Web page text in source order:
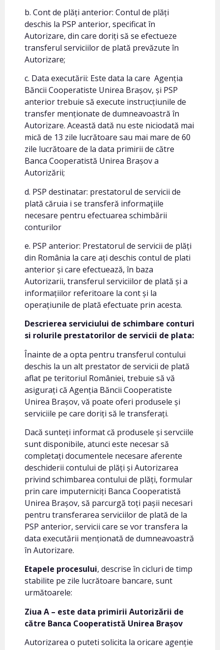
b. Cont de plăți anterior: Contul de plăți
deschis la PSP anterior, specificat în
Autorizare, din care doriți să se efectueze
transferul serviciilor de plată prevăzute în
Autorizare;
c. Data executării: Este data la care Agenția
Băncii Cooperatiste Unirea Brașov, și PSP
anterior trebuie să execute instrucțiunile de
transfer menționate de dumneavoastră în
Autorizare. Această dată nu este niciodată mai
mică de 13 zile lucrătoare sau mai mare de 60
zile lucrătoare de la data primirii de către
Banca Cooperatistă Unirea Brașov a
Autorizării;
d. PSP destinatar: prestatorul de servicii de
plată căruia i se transferă informaţiile
necesare pentru efectuarea schimbării
conturilor
e. PSP anterior: Prestatorul de servicii de plăți
din România la care ați deschis contul de plati
anterior și care efectuează, în baza
Autorizarii, transferul serviciilor de plată și a
informațiilor referitoare la cont și la
operațiunile de plată efectuate prin acesta.
Descrierea serviciului de schimbare conturi
si rolurile prestatorilor de servicii de plata:
Înainte de a opta pentru transferul contului
deschis la un alt prestator de servicii de plată
aflat pe teritoriul României, trebuie să vă
asigurați că Agenția Băncii Cooperatiste
Unirea Brașov, vă poate oferi produsele și
serviciile pe care doriți să le transferați.
Dacă sunteți informat că produsele și servciile
sunt disponibile, atunci este necesar să
completați documentele necesare aferente
deschiderii contului de plăți și Autorizarea
privind schimbarea contului de plăți, formular
prin care imputerniciți Banca Cooperatistă
Unirea Brașov, să parcurgă toți pașii necesari
pentru transferarea serviciilor de plată de la
PSP anterior, servicii care se vor transfera la
data executării menționată de dumneavoastră
în Autorizare.
Etapele procesului, descrise în cicluri de timp
stabilite pe zile lucrătoare bancare, sunt
următoarele:
Ziua A – este data primirii Autorizării de
către Banca Cooperatistă Unirea Brașov
Autorizarea o puteti solicita la oricare agenție